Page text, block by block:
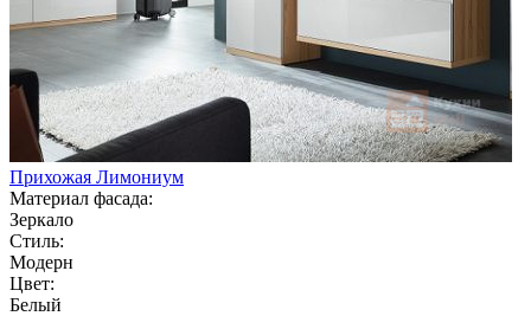
Прихожая Лимониум
Материал фасада:
Зеркало
Стиль:
Модерн
Цвет:
Белый